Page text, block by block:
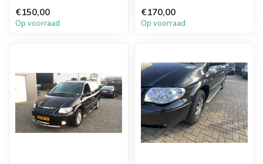
€150,00
Op voorraad
€170,00
Op voorraad